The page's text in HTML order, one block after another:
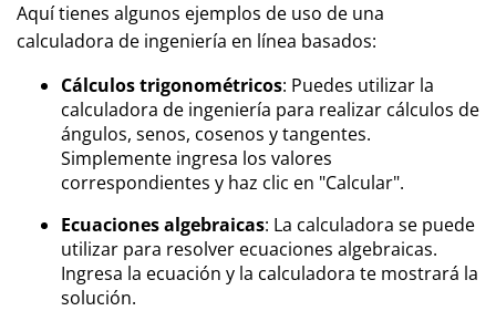
Aquí tienes algunos ejemplos de uso de una
calculadora de ingeniería en línea basados:
Cálculos trigonométricos: Puedes utilizar la
calculadora de ingeniería para realizar cálculos de
ángulos, senos, cosenos y tangentes.
Simplemente ingresa los valores
correspondientes y haz clic en "Calcular".
Ecuaciones algebraicas: La calculadora se puede
utilizar para resolver ecuaciones algebraicas.
Ingresa la ecuación y la calculadora te mostrará la
solución.